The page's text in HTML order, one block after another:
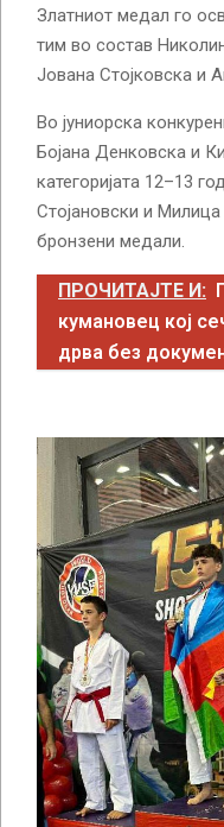
Златниот медал го
тим во состав
Јована Стојковска и
Во јуниорска
Бојана Денковска и
категоријата 12–13
Стојановски и Милица
бронзени медали.
ПРОЧИТАЈТЕ И:
кумановец кој
дрва без